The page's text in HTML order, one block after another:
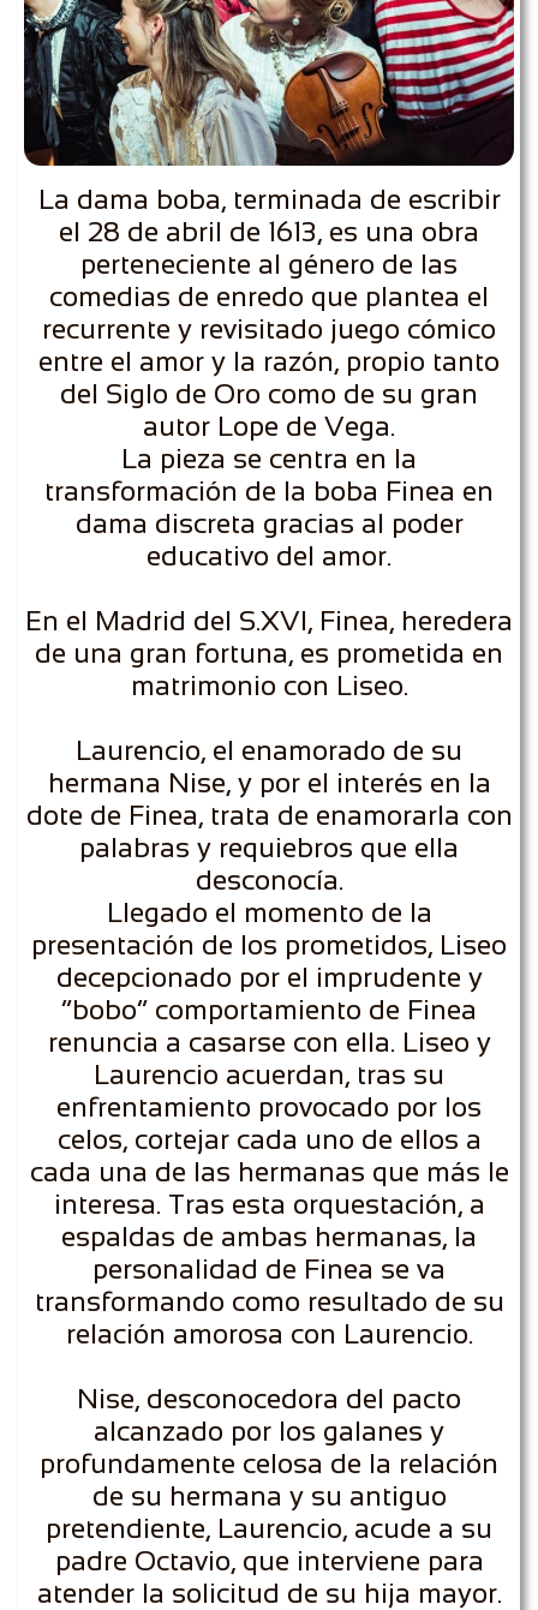
La dama boba, terminada de escribir
el 28 de abril de 1613, es una obra
perteneciente al género de las
comedias de enredo que plantea el
recurrente y revisitado juego cómico
entre el amor y la razón, propio tanto
del Siglo de Oro como de su gran
autor Lope de Vega.
La pieza se centra en la
transformación de la boba Finea en
dama discreta gracias al poder
educativo del amor.
En el Madrid del S.XVI, Finea, heredera
de una gran fortuna, es prometida en
matrimonio con Liseo.
Laurencio, el enamorado de su
hermana Nise, y por el interés en la
dote de Finea, trata de enamorarla con
palabras y requiebros que ella
desconocía.
Llegado el momento de la
presentación de los prometidos, Liseo
decepcionado por el imprudente y
“bobo” comportamiento de Finea
renuncia a casarse con ella. Liseo y
Laurencio acuerdan, tras su
enfrentamiento provocado por los
celos, cortejar cada uno de ellos a
cada una de las hermanas que más le
interesa. Tras esta orquestación, a
espaldas de ambas hermanas, la
personalidad de Finea se va
transformando como resultado de su
relación amorosa con Laurencio.
Nise, desconocedora del pacto
alcanzado por los galanes y
profundamente celosa de la relación
de su hermana y su antiguo
pretendiente, Laurencio, acude a su
padre Octavio, que interviene para
atender la solicitud de su hija mayor.